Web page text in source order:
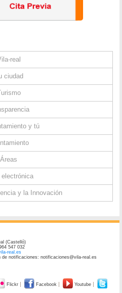
real
ciudad
y tú
Áreas
electrónica
y la Innovación
(Castelló)
547 032
real.es
notificaciones: notificaciones@vila-real.es
Flickr Facebook Youtube